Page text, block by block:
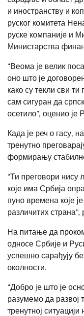
и иностранству и
руског комитета
руске компаније и
Министарства
“Веома је велик
оно што је
како су текли сви
сам сигуран да
осетило”, оценио је
Када је реч о гасу,
тренутно
формирању
“Ти преговори нису
које има Србија
пуно времена које
различитих
На питање да
односе Србије и
успешно сарађују
околности.
“Добро је што је
разумемо да развој
тренутној